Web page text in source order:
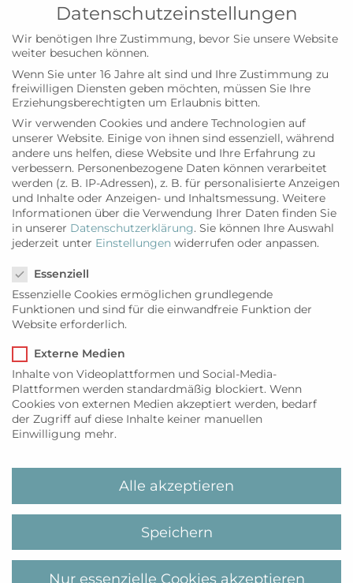
6 X GOLÓS BLANCO (2022) –
99,00€*
Datenschutzeinstellungen
Wir benötigen Ihre Zustimmung, bevor Sie unsere Website
weiter besuchen können.
Wenn Sie unter 16 Jahre alt sind und Ihre Zustimmung zu
freiwilligen Diensten geben möchten, müssen Sie Ihre
Erziehungsberechtigten um Erlaubnis bitten.
Wir verwenden Cookies und andere Technologien auf
unserer Website. Einige von ihnen sind essenziell, während
andere uns helfen, diese Website und Ihre Erfahrung zu
verbessern. Personenbezogene Daten können verarbeitet
werden (z. B. IP-Adressen), z. B. für personalisierte Anzeigen
und Inhalte oder Anzeigen- und Inhaltsmessung. Weitere
Informationen über die Verwendung Ihrer Daten finden Sie
in unserer Datenschutzerklärung. Sie können Ihre Auswahl
jederzeit unter Einstellungen widerrufen oder anpassen.
Essenziell
Essenzielle Cookies ermöglichen grundlegende
Funktionen und sind für die einwandfreie Funktion der
Website erforderlich.
Externe Medien
Inhalte von Videoplattformen und Social-Media-
Plattformen werden standardmäßig blockiert. Wenn
Cookies von externen Medien akzeptiert werden, bedarf
der Zugriff auf diese Inhalte keiner manuellen
Einwilligung mehr.
Alle akzeptieren
Speichern
Nur essenzielle Cookies akzeptieren